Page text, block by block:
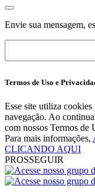
Envie sua mensagem,
Termos de Uso e
Esse site utiliza
navegação. Ao
com nossos Termos de
Para mais informações,
CLICANDO AQUI
PROSSEGUIR